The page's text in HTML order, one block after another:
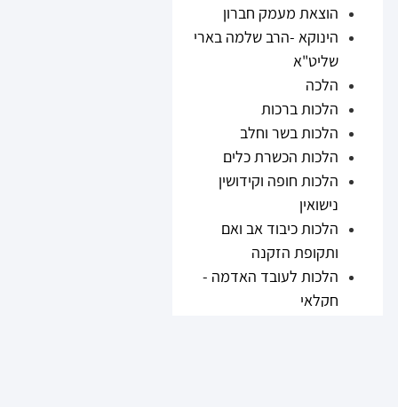
הוצאת מעמק חברון
הינוקא -הרב שלמה בארי
שליט"א
הלכה
הלכות ברכות
הלכות בשר וחלב
הלכות הכשרת כלים
הלכות חופה וקידושין
נישואין
הלכות כיבוד אב ואם
ותקופת הזקנה
הלכות לעובד האדמה -
חקלאי